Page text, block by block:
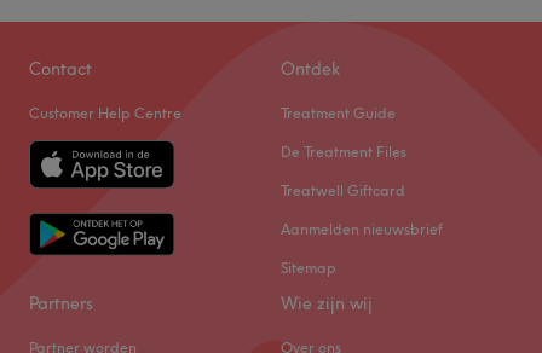
Contact
Customer Help Centre
Ontdek
Treatment Guide
De Treatment Files
Treatwell Giftcard
Aanmelden nieuwsbrief
Sitemap
Partners
Partner worden
Wie zijn wij
Over ons